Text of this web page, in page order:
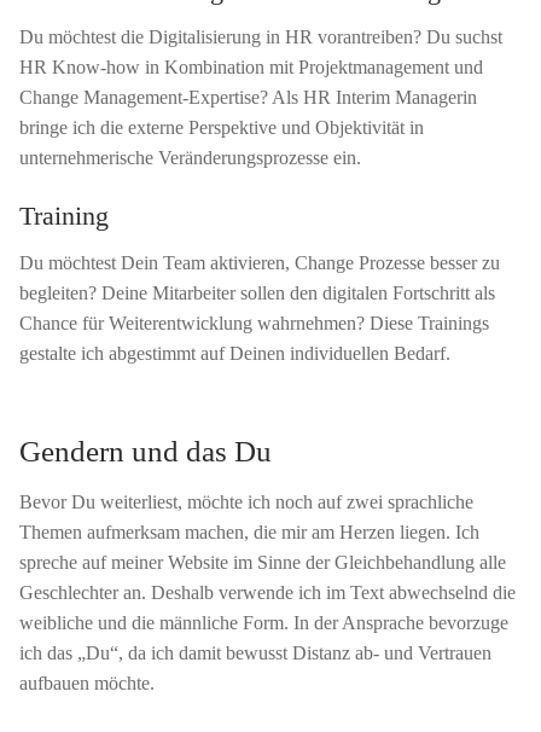
Du möchtest die Digitalisierung in HR vorantreiben? Du suchst
HR Know-how in Kombination mit Projektmanagement und
Change Management-Expertise? Als HR Interim Managerin
bringe ich die externe Perspektive und Objektivität in
unternehmerische Veränderungsprozesse ein.
Training
Du möchtest Dein Team aktivieren, Change Prozesse besser zu
begleiten? Deine Mitarbeiter sollen den digitalen Fortschritt als
Chance für Weiterentwicklung wahrnehmen? Diese Trainings
gestalte ich abgestimmt auf Deinen individuellen Bedarf.
Gendern und das Du
Bevor Du weiterliest, möchte ich noch auf zwei sprachliche
Themen aufmerksam machen, die mir am Herzen liegen. Ich
spreche auf meiner Website im Sinne der Gleichbehandlung alle
Geschlechter an. Deshalb verwende ich im Text abwechselnd die
weibliche und die männliche Form. In der Ansprache bevorzuge
ich das „Du“, da ich damit bewusst Distanz ab- und Vertrauen
aufbauen möchte.